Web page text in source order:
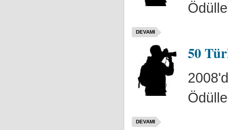
DEVAMI
50
DEVAMI